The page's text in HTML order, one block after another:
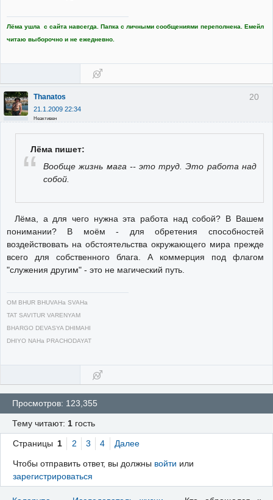
Лёма ушла с сайта навсегда. Папка с личными сообщениями переполнена. Емейл
читаю выборочно и не ежедневно.
20
Thanatos
21.1.2009 22:34
Неактивен
Лёма пишет:
Вообще жизнь мага -- это труд. Это работа над
собой.
Лёма, а для чего нужна эта работа над собой? В Вашем
понимании? В моём - для обретения способностей
воздействовать на обстоятельства окружающего мира прежде
всего для собственного блага. А коммерция под флагом
"служения другим" - это не магический путь.
OM BHUR BHUVAHa SVAHa
TAT SAVITUR VARENYAM
BHARGO DEVASYA DHIMAHI
DHIYO NAHa PRACHODAYAT
Просмотров: 123,355
Тему читают: 1 гость
Страницы 1 2 3 4 Далее
Чтобы отправить ответ, вы должны войти или
зарегистрироваться